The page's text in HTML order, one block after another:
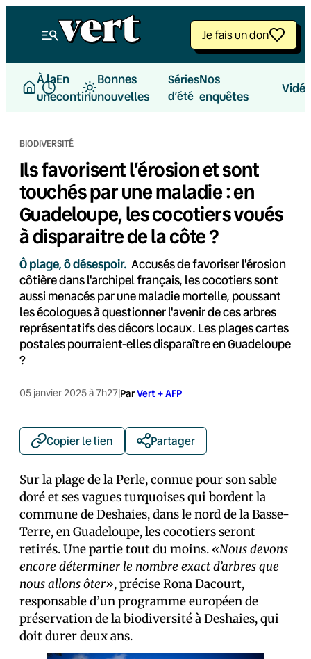
Je fais un don
À la
une
En
continu
Bonnes
nouvelles
Séries
d’été
Nos
enquêtes
BIODIVERSITÉ
Ils favorisent l’érosion et sont
touchés par une maladie : en
Guadeloupe, les cocotiers voués
à disparaitre de la côte ?
Ô plage, ô désespoir. Accusés de favoriser l'érosion
côtière dans l'archipel français, les cocotiers sont
aussi menacés par une maladie mortelle, poussant
les écologues à questionner l'avenir de ces arbres
représentatifs des décors locaux. Les plages cartes
postales pourraient-elles disparaître en Guadeloupe
?
05 janvier 2025 à 7h27|ParVert + AFP
Copier le lien Partager
Sur la plage de la Perle, connue pour son sable
doré et ses vagues turquoises qui bordent la
commune de Deshaies, dans le nord de la Basse-
Terre, en Guadeloupe, les cocotiers seront
retirés. Une partie tout du moins. «Nous devons
encore déterminer le nombre exact d’arbres que
nous allons ôter», précise Rona Dacourt,
responsable d’un programme européen de
préservation de la biodiversité à Deshaies, qui
doit durer deux ans.